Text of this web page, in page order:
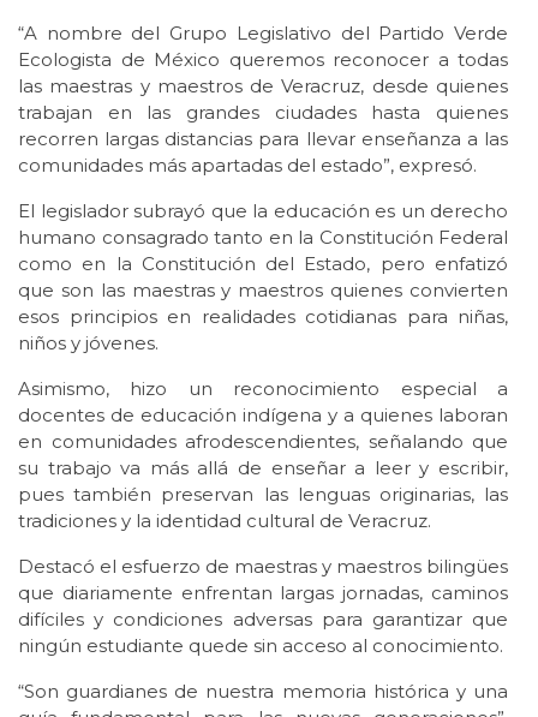
“A nombre del Grupo Legislativo del Partido Verde
Ecologista de México queremos reconocer a todas
las maestras y maestros de Veracruz, desde quienes
trabajan en las grandes ciudades hasta quienes
recorren largas distancias para llevar enseñanza a las
comunidades más apartadas del estado”, expresó.
El legislador subrayó que la educación es un derecho
humano consagrado tanto en la Constitución Federal
como en la Constitución del Estado, pero enfatizó
que son las maestras y maestros quienes convierten
esos principios en realidades cotidianas para niñas,
niños y jóvenes.
Asimismo, hizo un reconocimiento especial a
docentes de educación indígena y a quienes laboran
en comunidades afrodescendientes, señalando que
su trabajo va más allá de enseñar a leer y escribir,
pues también preservan las lenguas originarias, las
tradiciones y la identidad cultural de Veracruz.
Destacó el esfuerzo de maestras y maestros bilingües
que diariamente enfrentan largas jornadas, caminos
difíciles y condiciones adversas para garantizar que
ningún estudiante quede sin acceso al conocimiento.
“Son guardianes de nuestra memoria histórica y una